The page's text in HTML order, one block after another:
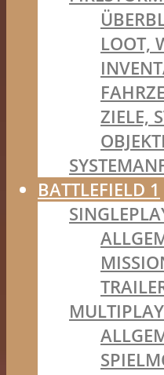
LOOT,
ZIELE,
BATTLEFIELD 1